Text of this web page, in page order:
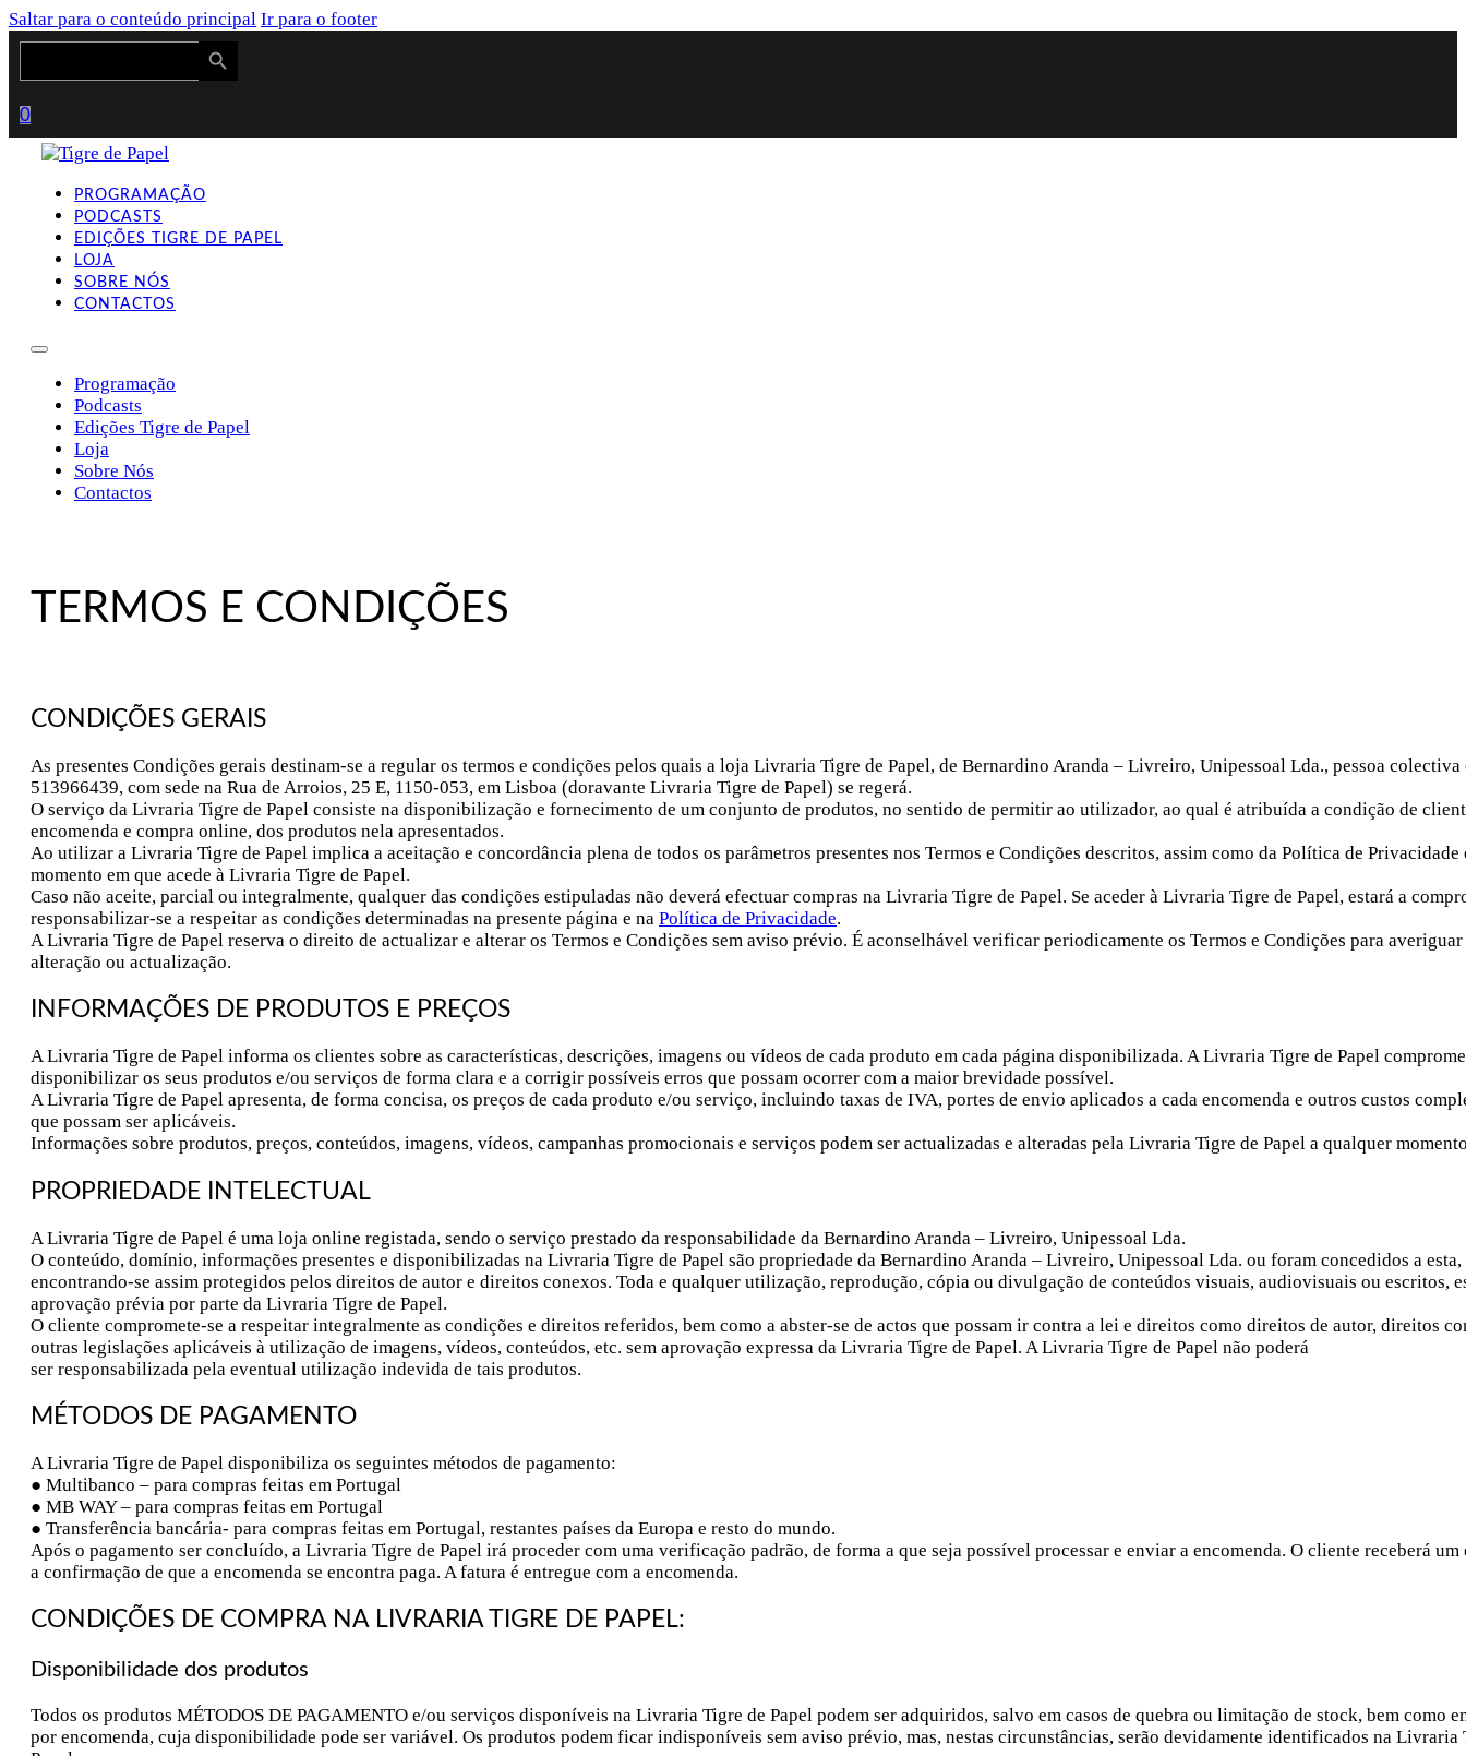
Saltar para o conteúdo principal Ir para o footer
Search
Search Button
0
PROGRAMAÇÃO
PODCASTS
EDIÇÕES TIGRE DE PAPEL
LOJA
SOBRE NÓS
CONTACTOS
Programação
Podcasts
Edições Tigre de Papel
Loja
Sobre Nós
Contactos
TERMOS E CONDIÇÕES
CONDIÇÕES GERAIS
As presentes Condições gerais destinam-se a regular os termos e condições pelos quais a loja Livraria Tigre de Papel, de Bernardino Aranda – Livreiro, Unipessoal Lda., pessoa
513966439, com sede na Rua de Arroios, 25 E, 1150-053, em Lisboa (doravante Livraria Tigre de Papel) se regerá.
O serviço da Livraria Tigre de Papel consiste na disponibilização e fornecimento de um conjunto de produtos, no sentido de permitir ao utilizador, ao qual é atribuída a condição de
encomenda e compra online, dos produtos nela apresentados.
Ao utilizar a Livraria Tigre de Papel implica a aceitação e concordância plena de todos os parâmetros presentes nos Termos e Condições descritos, assim como da Política de
momento em que acede à Livraria Tigre de Papel.
Caso não aceite, parcial ou integralmente, qualquer das condições estipuladas não deverá efectuar compras na Livraria Tigre de Papel. Se aceder à Livraria Tigre de Papel, estará a
responsabilizar-se a respeitar as condições determinadas na presente página e na Política de Privacidade.
A Livraria Tigre de Papel reserva o direito de actualizar e alterar os Termos e Condições sem aviso prévio. É aconselhável verificar periodicamente os Termos e Condições para
alteração ou actualização.
INFORMAÇÕES DE PRODUTOS E PREÇOS
A Livraria Tigre de Papel informa os clientes sobre as características, descrições, imagens ou vídeos de cada produto em cada página disponibilizada. A Livraria Tigre de Papel
disponibilizar os seus produtos e/ou serviços de forma clara e a corrigir possíveis erros que possam ocorrer com a maior brevidade possível.
A Livraria Tigre de Papel apresenta, de forma concisa, os preços de cada produto e/ou serviço, incluindo taxas de IVA, portes de envio aplicados a cada encomenda e outros custos
que possam ser aplicáveis.
Informações sobre produtos, preços, conteúdos, imagens, vídeos, campanhas promocionais e serviços podem ser actualizadas e alteradas pela Livraria Tigre de Papel a qualquer
PROPRIEDADE INTELECTUAL
A Livraria Tigre de Papel é uma loja online registada, sendo o serviço prestado da responsabilidade da Bernardino Aranda – Livreiro, Unipessoal Lda.
O conteúdo, domínio, informações presentes e disponibilizadas na Livraria Tigre de Papel são propriedade da Bernardino Aranda – Livreiro, Unipessoal Lda. ou foram concedidos a esta,
encontrando-se assim protegidos pelos direitos de autor e direitos conexos. Toda e qualquer utilização, reprodução, cópia ou divulgação de conteúdos visuais, audiovisuais ou escritos,
aprovação prévia por parte da Livraria Tigre de Papel.
O cliente compromete-se a respeitar integralmente as condições e direitos referidos, bem como a abster-se de actos que possam ir contra a lei e direitos como direitos de autor, direitos
outras legislações aplicáveis à utilização de imagens, vídeos, conteúdos, etc. sem aprovação expressa da Livraria Tigre de Papel. A Livraria Tigre de Papel não poderá
ser responsabilizada pela eventual utilização indevida de tais produtos.
MÉTODOS DE PAGAMENTO
A Livraria Tigre de Papel disponibiliza os seguintes métodos de pagamento:
● Multibanco – para compras feitas em Portugal
● MB WAY – para compras feitas em Portugal
● Transferência bancária- para compras feitas em Portugal, restantes países da Europa e resto do mundo.
Após o pagamento ser concluído, a Livraria Tigre de Papel irá proceder com uma verificação padrão, de forma a que seja possível processar e enviar a encomenda. O cliente receberá
a confirmação de que a encomenda se encontra paga. A fatura é entregue com a encomenda.
CONDIÇÕES DE COMPRA NA LIVRARIA TIGRE DE PAPEL:
Disponibilidade dos produtos
Todos os produtos MÉTODOS DE PAGAMENTO e/ou serviços disponíveis na Livraria Tigre de Papel podem ser adquiridos, salvo em casos de quebra ou limitação de stock, bem como
por encomenda, cuja disponibilidade pode ser variável. Os produtos podem ficar indisponíveis sem aviso prévio, mas, nestas circunstâncias, serão devidamente identificados na Livraria